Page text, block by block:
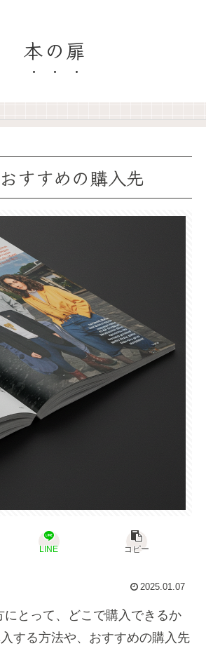
本の扉
すすめの購入先
LINE コピー
2025.01.07
とって、どこで購入できるか
する方法や、おすすめの購入先